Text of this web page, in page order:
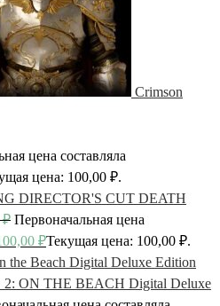
Crimson
цена составляла
цена: 100,00 ₽.
DEATH
₽ Первоначальная цена
₽Текущая цена: 100,00 ₽.
ON THE BEACH Digital Deluxe